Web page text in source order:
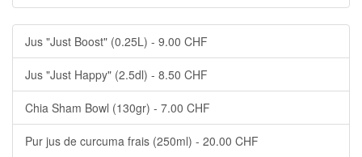
Jus "Just Boost" (0.25L) - 9.00 CHF
Jus "Just Happy" (2.5dl) - 8.50 CHF
Chia Sham Bowl (130gr) - 7.00 CHF
Pur jus de curcuma frais (250ml) - 20.00 CHF